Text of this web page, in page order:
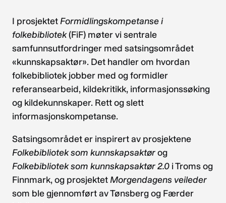
I prosjektetFormidlingskompetanse i
folkebibliotek(FiF) møter vi sentrale
samfunnsutfordringer med satsingsområdet
«kunnskapsaktør». Det handler om hvordan
folkebibliotek jobber med og formidler
referansearbeid, kildekritikk, informasjonssøking
og kildekunnskaper. Rett og slett
informasjonskompetanse.
Satsingsområdet er inspirert av prosjektene
Folkebibliotek som kunnskapsaktørog
Folkebibliotek som kunnskapsaktør 2.0 i Troms og
Finnmark, og prosjektetMorgendagens veileder
som ble gjennomført av Tønsberg og Færder